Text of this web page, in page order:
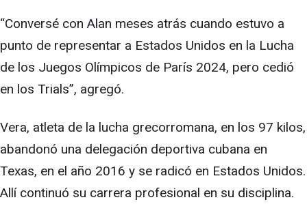
“Conversé con Alan meses atrás cuando estuvo a
punto de representar a Estados Unidos en la Lucha
de los Juegos Olímpicos de París 2024, pero cedió
en los Trials”, agregó.
Vera, atleta de la lucha grecorromana, en los 97 kilos,
abandonó una delegación deportiva cubana en
Texas, en el año 2016 y se radicó en Estados Unidos.
Allí continuó su carrera profesional en su disciplina.